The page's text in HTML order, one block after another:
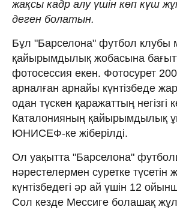
жақсы кадр алу үшін көп күш
деген болатын.
Бұл "Барселона" футбол клубы
қайырымдылық жобасына
фотосессия екен. Фотосурет
арналған арнайы күнтізбеде
одан түскен қаражаттың негізгі
Каталонияның қайырымдылық
ЮНИСЕФ-ке жіберілді.
Ол уақытта "Барселона"
нәрестелермен суретке түсетін
күнтізбедегі әр ай үшін 12
Сол кезде Мессиге болашақ